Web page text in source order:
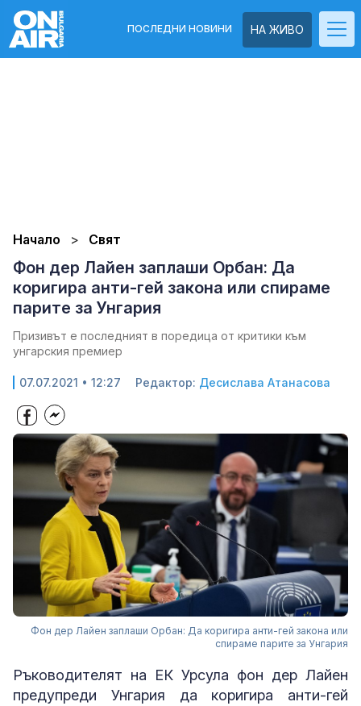
НА ЖИВО
ПОСЛЕДНИ НОВИНИ
Начало Свят
Фон дер Лайен заплаши Орбан: Да
коригира анти-гей закона или спираме
парите за Унгария
Призивът е последният в поредица от критики към
унгарския премиер
07.07.2021 • 12:27 Редактор: Десислава Атанасова
Фон дер Лайен заплаши Орбан: Да коригира анти-гей закона или
спираме парите за Унгария
Ръководителят на ЕК Урсула фон дер Лайен
предупреди Унгария да коригира анти-гей